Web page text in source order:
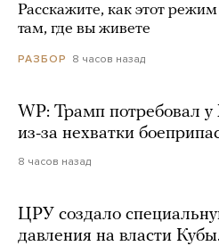
Расскажите, как этот
там, где вы живете
РАЗБОР 8 часов назад
WP: Трамп потребовал у
из-за нехватки
8 часов назад
ЦРУ создало
давления на власти